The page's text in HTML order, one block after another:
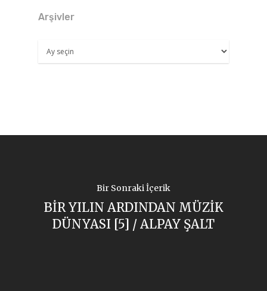
Arşivler
Arşivler
Bir Sonraki İçerik
BİR YILIN ARDINDAN MÜZİK
DÜNYASI [5] / ALPAY ŞALT